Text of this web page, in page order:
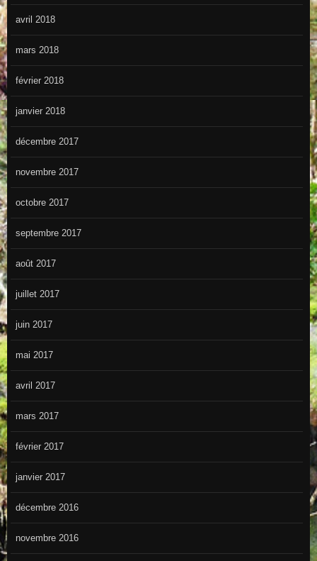
avril 2018
mars 2018
février 2018
janvier 2018
décembre 2017
novembre 2017
octobre 2017
septembre 2017
août 2017
juillet 2017
juin 2017
mai 2017
avril 2017
mars 2017
février 2017
janvier 2017
décembre 2016
novembre 2016